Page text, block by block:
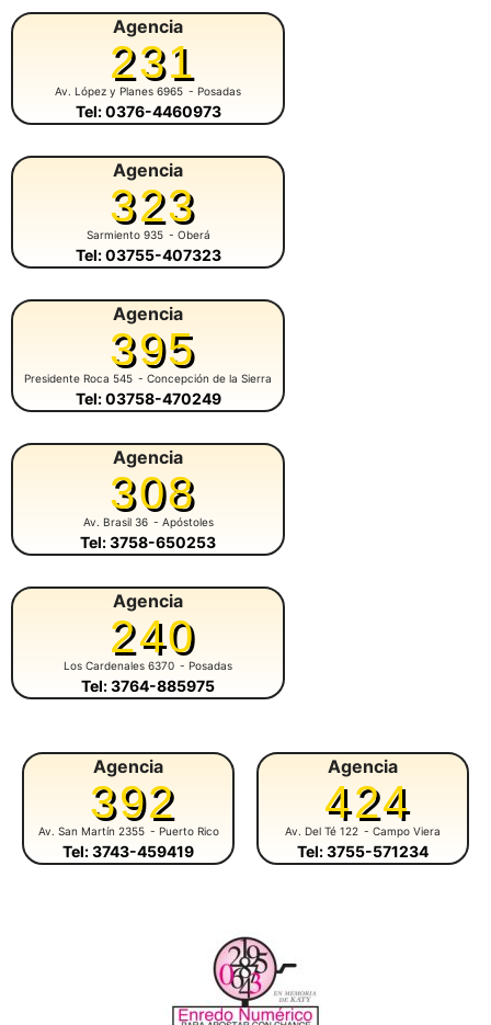
Agencia
231
Av. López y Planes 6965 - Posadas
Tel: 0376-4460973
Agencia
323
Sarmiento 935 - Oberá
Tel: 03755-407323
Agencia
395
Presidente Roca 545 - Concepción de la Sierra
Tel: 03758-470249
Agencia
308
Av. Brasil 36 - Apóstoles
Tel: 3758-650253
Agencia
240
Los Cardenales 6370 - Posadas
Tel: 3764-885975
Agencia
392
Av. San Martín 2355 - Puerto Rico
Tel: 3743-459419
Agencia
424
Av. Del Té 122 - Campo Viera
Tel: 3755-571234